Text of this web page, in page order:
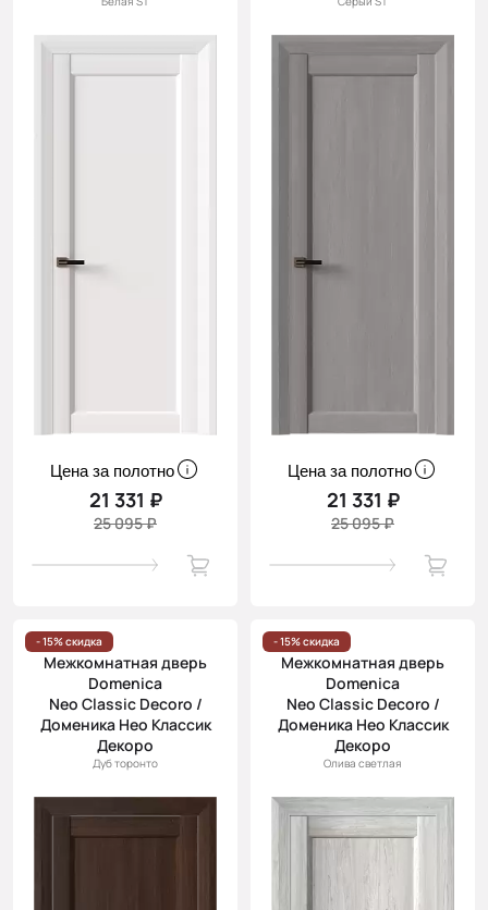
Цена за полотно
21 331 ₽
25 095 ₽
Цена за полотно
21 331 ₽
25 095 ₽
- 15% скидка
Межкомнатная дверь
Domenica
Neo Classic Decoro /
Доменика Нео Классик
Декоро
Дуб торонто
- 15% скидка
Межкомнатная дверь
Domenica
Neo Classic Decoro /
Доменика Нео Классик
Декоро
Олива светлая